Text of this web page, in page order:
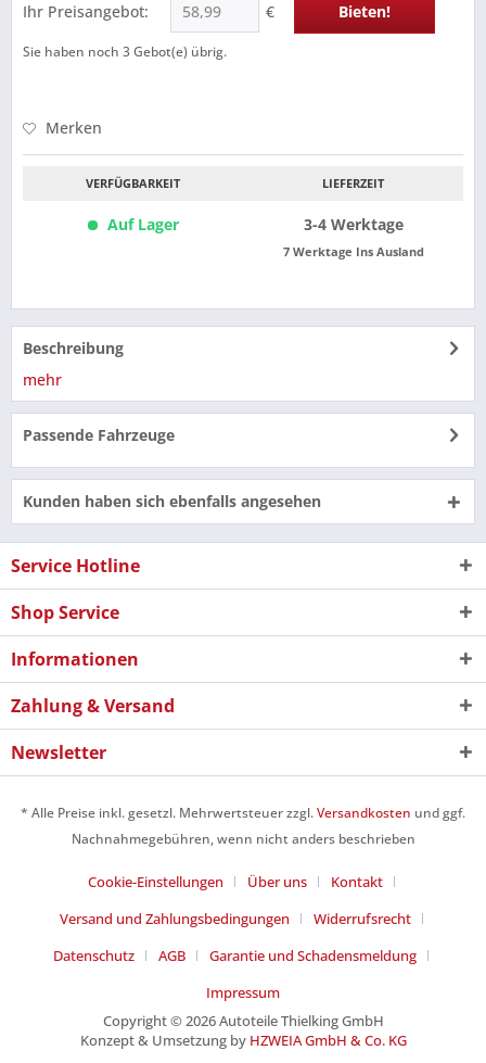
Ihr Preisangebot: € Bieten!
Sie haben noch 3Gebot(e) übrig.
Merken
VERFÜGBARKEIT
Auf Lager
LIEFERZEIT
3-4 Werktage
7 Werktage Ins Ausland
Beschreibung
mehr
Passende Fahrzeuge
Kunden haben sich ebenfalls angesehen
Service Hotline
Shop Service
Informationen
Zahlung & Versand
Newsletter
* Alle Preise inkl. gesetzl. Mehrwertsteuer zzgl.Versandkosten und ggf.
Nachnahmegebühren, wenn nicht anders beschrieben
Cookie-Einstellungen Über uns
Kontakt
Versand und Zahlungsbedingungen
Widerrufsrecht
Datenschutz
AGB
Garantie und Schadensmeldung
Impressum
Copyright © 2026 Autoteile Thielking GmbH
Konzept & Umsetzung by HZWEIA GmbH & Co. KG